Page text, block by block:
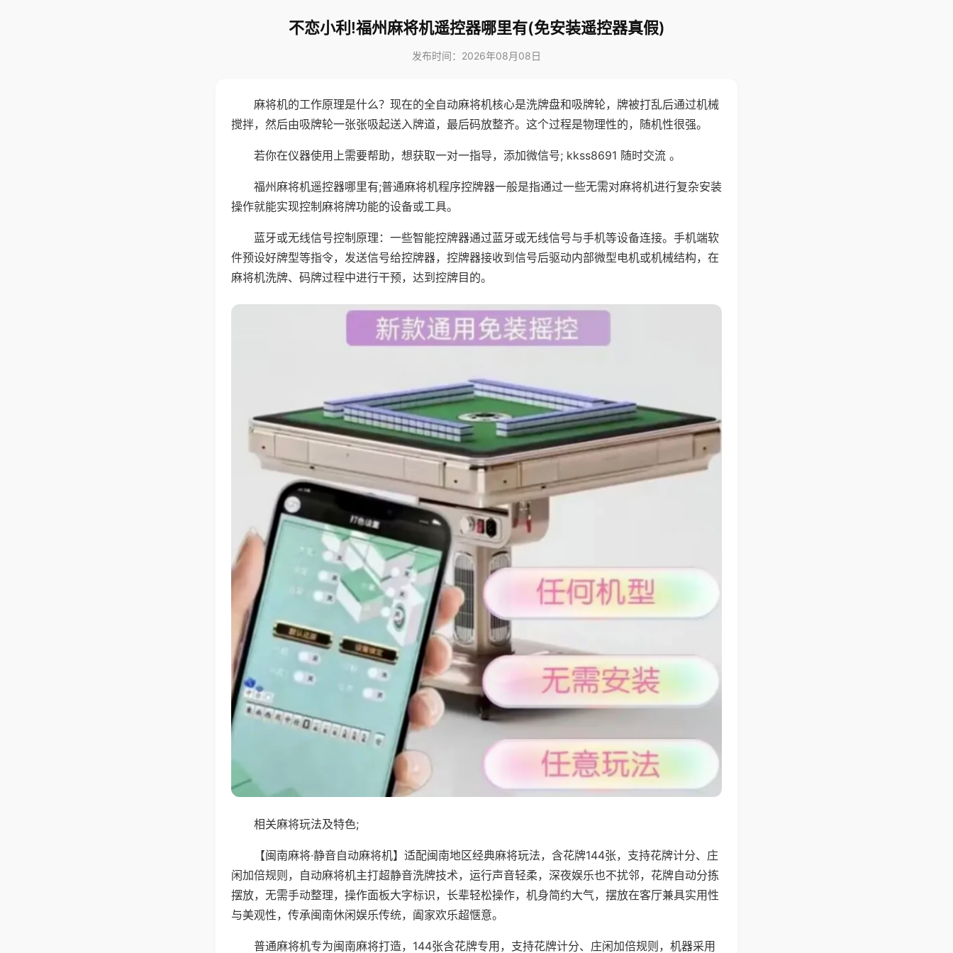
不恋小利!福州麻将机遥控器哪里有(免安装遥控器真假)
发布时间：2026年08月08日
麻将机的工作原理是什么？现在的全自动麻将机核心是洗牌盘和吸牌轮，牌被打乱后通过机械
搅拌，然后由吸牌轮一张张吸起送入牌道，最后码放整齐。这个过程是物理性的，随机性很强。
若你在仪器使用上需要帮助，想获取一对一指导，添加微信号; kkss8691 随时交流 。
福州麻将机遥控器哪里有;普通麻将机程序控牌器一般是指通过一些无需对麻将机进行复杂安装
操作就能实现控制麻将牌功能的设备或工具。
蓝牙或无线信号控制原理：一些智能控牌器通过蓝牙或无线信号与手机等设备连接。手机端软
件预设好牌型等指令，发送信号给控牌器，控牌器接收到信号后驱动内部微型电机或机械结构，在
麻将机洗牌、码牌过程中进行干预，达到控牌目的。
相关麻将玩法及特色;
【闽南麻将·静音自动麻将机】适配闽南地区经典麻将玩法，含花牌144张，支持花牌计分、庄
闲加倍规则，自动麻将机主打超静音洗牌技术，运行声音轻柔，深夜娱乐也不扰邻，花牌自动分拣
摆放，无需手动整理，操作面板大字标识，长辈轻松操作，机身简约大气，摆放在客厅兼具实用性
与美观性，传承闽南休闲娱乐传统，阖家欢乐超惬意。
普通麻将机专为闽南麻将打造，144张含花牌专用，支持花牌计分、庄闲加倍规则，机器采用